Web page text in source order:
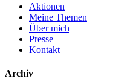
Aktionen
Meine Themen
Über mich
Presse
Kontakt
Archiv